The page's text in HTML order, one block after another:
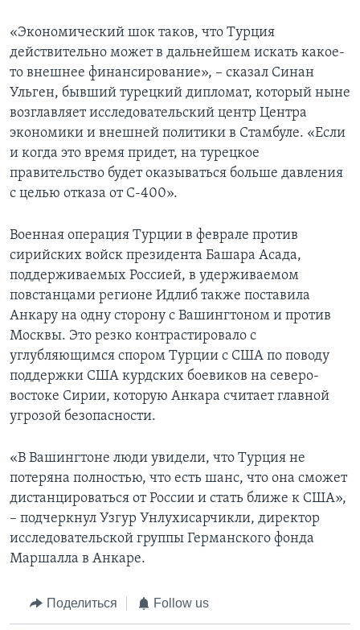
«Экономический шок таков, что Турция
действительно может в дальнейшем искать какое-
то внешнее финансирование», – сказал Синан
Ульген, бывший турецкий дипломат, который ныне
возглавляет исследовательский центр Центра
экономики и внешней политики в Стамбуле. «Если
и когда это время придет, на турецкое
правительство будет оказываться больше давления
с целью отказа от С-400».
Военная операция Турции в феврале против
сирийских войск президента Башара Асада,
поддерживаемых Россией, в удерживаемом
повстанцами регионе Идлиб также поставила
Анкару на одну сторону с Вашингтоном и против
Москвы. Это резко контрастировало с
углубляющимся спором Турции с США по поводу
поддержки США курдских боевиков на северо-
востоке Сирии, которую Анкара считает главной
угрозой безопасности.
«В Вашингтоне люди увидели, что Турция не
потеряна полностью, что есть шанс, что она сможет
дистанцироваться от России и стать ближе к США»,
– подчеркнул Узгур Унлухисарчикли, директор
исследовательской группы Германского фонда
Маршалла в Анкаре.
Поделиться Follow us